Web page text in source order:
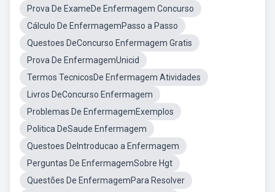
Prova De ExameDe Enfermagem Concurso
Cálculo De EnfermagemPasso a Passo
Questoes DeConcurso Enfermagem Gratis
Prova De EnfermagemUnicid
Termos TecnicosDe Enfermagem Atividades
Livros DeConcurso Enfermagem
Problemas De EnfermagemExemplos
Politica DeSaude Enfermagem
Questoes DeIntroducao a Enfermagem
Perguntas De EnfermagemSobre Hgt
Questões De EnfermagemPara Resolver